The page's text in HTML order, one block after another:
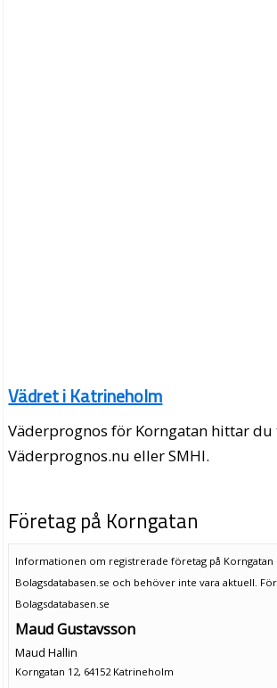
Vädret i Katrineholm
Väderprognos för Korngatan hittar du
Väderprognos.nu eller SMHI.
Företag på Korngatan
Informationen om registrerade företag på
Bolagsdatabasen.se och behöver inte vara aktuell.
Bolagsdatabasen.se
Maud Gustavsson
Maud Hallin
Korngatan 12, 64152 Katrineholm